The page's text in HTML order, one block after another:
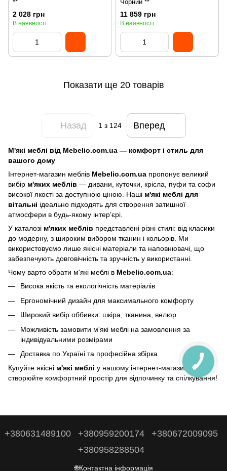
**
2 028 грн
В наявності
Чорний **
11 859 грн
В наявності
Показати ще 20 товарів
Назад 1з 124 Вперед
М'які меблі від Mebelio.com.ua — комфорт і стиль для
вашого дому
Інтернет-магазин меблів Mebelio.com.ua пропонує великий
вибір м'яких меблів — дивани, куточки, крісла, пуфи та софи
високої якості за доступною ціною. Наші м'які меблі для
вітальні ідеально підходять для створення затишної
атмосфери в будь-якому інтер’єрі.
У каталозі м'яких меблів представлені різні стилі: від класики
до модерну, з широким вибором тканин і кольорів. Ми
використовуємо лише якісні матеріали та наповнювачі, що
забезпечують довговічність та зручність у використанні.
Чому варто обрати м'які меблі в Mebelio.com.ua:
Висока якість та екологічність матеріалів
Ергономічний дизайн для максимального комфорту
Широкий вибір оббивки: шкіра, тканина, велюр
Можливість замовити м'які меблі на замовлення за
індивідуальними розмірами
Доставка по Україні та професійна збірка
Купуйте якісні м'які меблі у нашому інтернет-магазині та
створюйте комфортний простір для відпочинку та спілкування!
+380631489100 +380959200174
+380672009095
+380958288504
🌐Контактна інформація